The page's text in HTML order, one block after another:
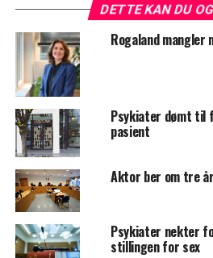
DETTE KAN DU
Rogaland
Psykiater dømt til
pasient
Aktor ber om tre
Psykiater nekter
stillingen for sex